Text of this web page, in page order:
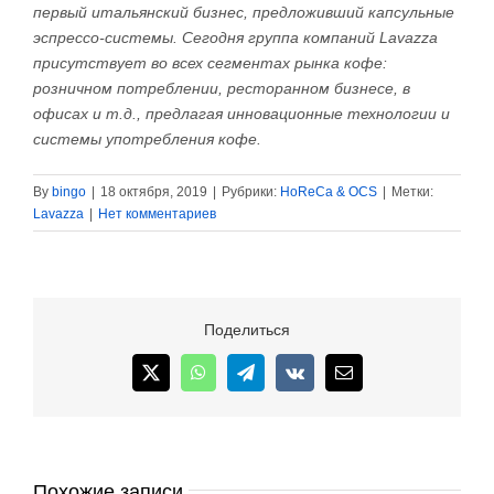
первый итальянский бизнес, предложивший капсульные
эспрессо-системы. Сегодня группа компаний Lavazza
присутствует во всех сегментах рынка кофе:
розничном потреблении, ресторанном бизнесе, в
офисах и т.д., предлагая инновационные технологии и
системы употребления кофе.
By bingo 18 октября, 2019 Рубрики: HoReCa & OCS
Метки:
Lavazza
Нет комментариев
Поделиться
X WhatsAppTelegram
Vk Email